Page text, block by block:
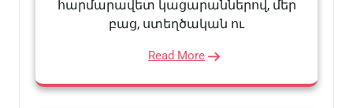
հարմարավետ կացարաններով, մեր
բաց, ստեղծական ու
Read More